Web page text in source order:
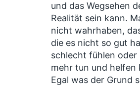
und das Wegsehen
Realität sein kann.
nicht wahrhaben,
die es nicht so gut
schlecht fühlen oder
mehr tun und helfen
Egal was der Grund